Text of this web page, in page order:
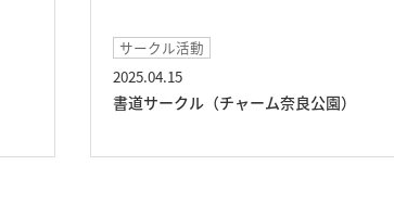
外出イベント
2025.04.07
お花見【佐保川散策】（チャーム奈良公